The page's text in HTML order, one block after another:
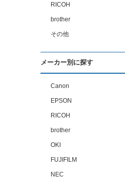
RICOH
brother
その他
メーカー別に探す
Canon
EPSON
RICOH
brother
OKI
FUJIFILM
NEC